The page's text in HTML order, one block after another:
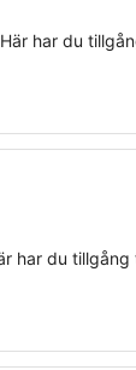
har du
har du